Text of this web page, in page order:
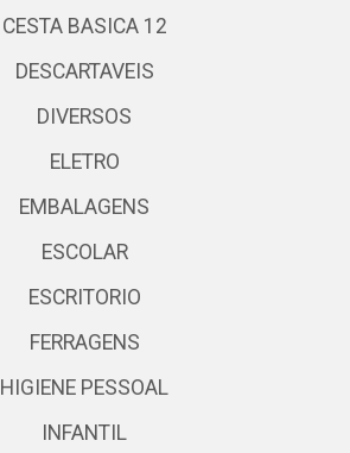
CESTA BASICA 12
DESCARTAVEIS
DIVERSOS
ELETRO
EMBALAGENS
ESCOLAR
ESCRITORIO
FERRAGENS
HIGIENE PESSOAL
INFANTIL